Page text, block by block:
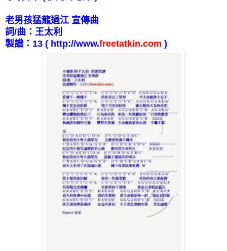
老男孩猛龍過江 宣傳曲
詞/曲：王太利
製譜： 13 ( http://www.freetatkin.com )